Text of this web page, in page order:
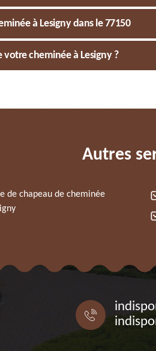
à Lesigny dans le 77150
cheminée à Lesigny ?
Autres
de chapeau de cheminée